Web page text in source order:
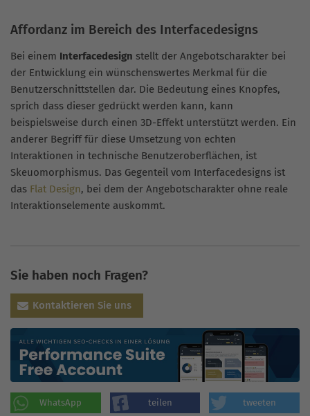
Affordanz im Bereich des Interfacedesigns
Bei einem Interfacedesign stellt der Angebotscharakter bei
der Entwicklung ein wünschenswertes Merkmal für die
Benutzerschnittstellen dar. Die Bedeutung eines Knopfes,
sprich dass dieser gedrückt werden kann, kann
beispielsweise durch einen 3D-Effekt unterstützt werden. Ein
anderer Begriff für diese Umsetzung von echten
Interaktionen in technische Benutzeroberflächen, ist
Skeuomorphismus. Das Gegenteil vom Interfacedesigns ist
das Flat Design, bei dem der Angebotscharakter ohne reale
Interaktionselemente auskommt.
Sie haben noch Fragen?
Kontaktieren Sie uns
WhatsApp teilen tweeten